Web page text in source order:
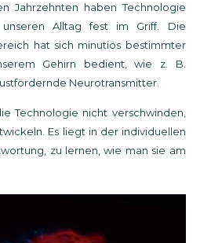
Jahrzehnten haben Technologie
Alltag fest im Griff. Die
hat sich minutiös bestimmter
Gehirn bedient, wie z. B.
Neurotransmitter.
Technologie nicht verschwinden,
Es liegt in der individuellen
zu lernen, wie man sie am